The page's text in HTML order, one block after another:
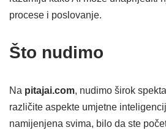
procese i poslovanje.
Što nudimo
Na pitajai.com, nudimo širok
različite aspekte umjetne
namijenjena svima, bilo da ste